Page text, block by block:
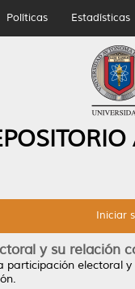
Políticas Estadísticas
Iniciar
y su relación
participación electoral y